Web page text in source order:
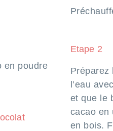
en poudre
Etape 2
Préparez
l’eau
et que le
cacao en
en bois.